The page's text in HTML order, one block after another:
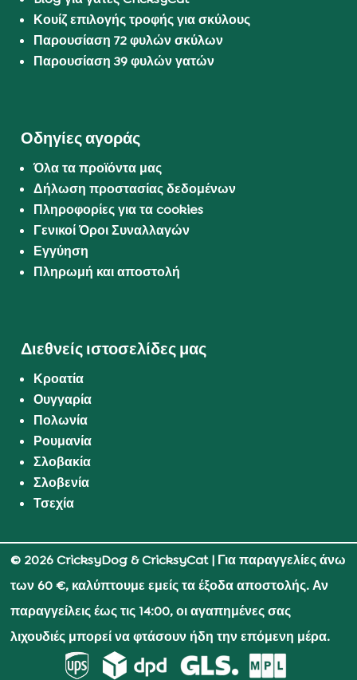
Κουίζ επιλογής τροφής για σκύλους
Παρουσίαση 72 φυλών σκύλων
Παρουσίαση 39 φυλών γατών
Οδηγίες αγοράς
Όλα τα προϊόντα μας
Δήλωση προστασίας δεδομένων
Πληροφορίες για τα cookies
Γενικοί Όροι Συναλλαγών
Εγγύηση
Πληρωμή και αποστολή
Διεθνείς ιστοσελίδες μας
Κροατία
Ουγγαρία
Πολωνία
Ρουμανία
Σλοβακία
Σλοβενία
Τσεχία
© 2026 CricksyDog & CricksyCat| Για παραγγελίες άνω
των 60 €, καλύπτουμε εμείς τα έξοδα αποστολής. Αν
παραγγείλεις έως τις 14:00, οι αγαπημένες σας
λιχουδιές μπορεί να φτάσουν ήδη την επόμενη μέρα.